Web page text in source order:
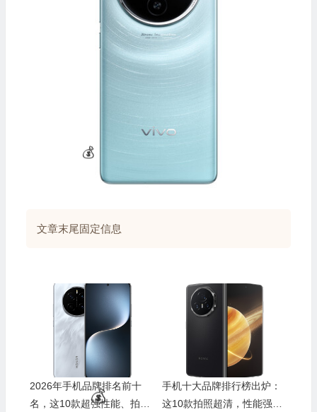
文章末尾固定信息
2026年手机品牌排名前十
名，这10款超强性能、拍照
手机十大品牌排行榜出炉：
这10款拍照超清，性能强